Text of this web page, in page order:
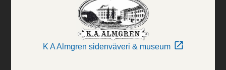
K A Almgren sidenväveri & museum